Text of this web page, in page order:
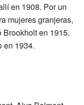
en 1908. Por un
mujeres granjeras,
en 1915.
en 1934.